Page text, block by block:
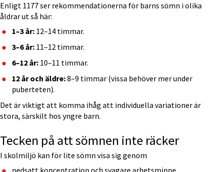
Enligt 1177 ser rekommendationerna för barns sömn i olika
åldrar ut så här:
1–3 år: 12–14 timmar.
3–6 år: 11–12 timmar.
6–12 år: 10–11 timmar.
12 år och äldre: 8–9 timmar (vissa behöver mer under
puberteten).
Det är viktigt att komma ihåg att individuella variationer är
stora, särskilt hos yngre barn.
Tecken på att sömnen inte räcker
I skolmiljö kan för lite sömn visa sig genom
nedsatt koncentration och svagare arbetsminne